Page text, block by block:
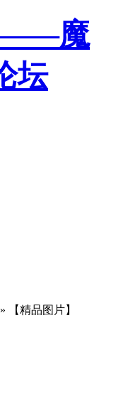
» 【精品图片】